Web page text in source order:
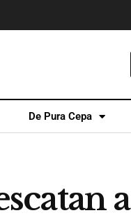
De Pura Cepa